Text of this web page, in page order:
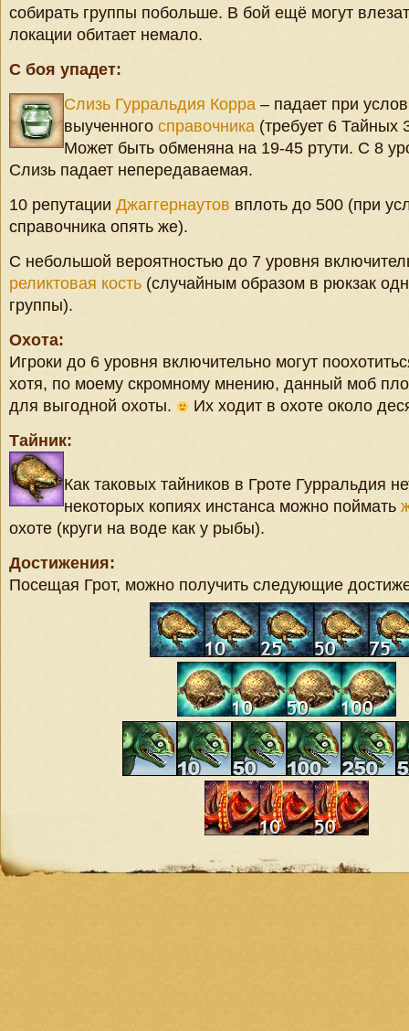
собирать группы побольше. В бой ещё могут
локации обитает немало.
С боя упадет:
Слизь Гурральдия Корра – падает при
выученного справочника (требует 6 Тайных
Может быть обменяна на 19-45 ртути. С 8
Слизь падает непередаваемая.
10 репутации Джаггернаутов вплоть до 500 (при
справочника опять же).
С небольшой вероятностью до 7 уровня
реликтовая кость (случайным образом в рюкзак
группы).
Охота:
Игроки до 6 уровня включительно могут
хотя, по моему скромному мнению, данный моб
для выгодной охоты.
Их ходит в охоте около
Тайник:
Как таковых тайников в Гроте Гурральдия
некоторых копиях инстанса можно поймать
охоте (круги на воде как у рыбы).
Достижения:
Посещая Грот, можно получить следующие